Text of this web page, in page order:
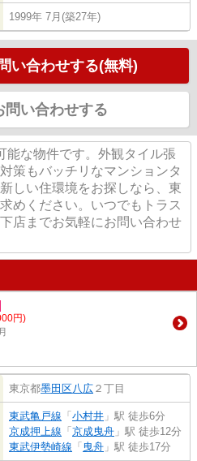
1999年 7月(築27年)
い合わせする(無料)
問い合わせする
能な物件です。外観タイル張
策もバッチリなマンションタ
しい住環境をお探しなら、東
めください。いつでもトラス
までお気軽にお問い合わせ
円)
東京都墨田区八広 ２丁目
東武亀戸線 「 小村井 」駅 徒歩6分
京成押上線 「 京成曳舟 」駅 徒歩12分
東武伊勢崎線 「 曳舟 」駅 徒歩17分